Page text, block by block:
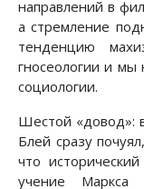
направлений в
а стремление
тенденцию
гносеологии и мы
социологии.
Шестой «довод»:
Блей сразу
что
учение Маркса